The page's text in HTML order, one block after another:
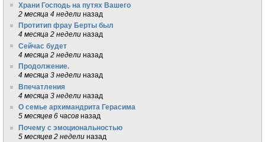
Храни Господь на путях Вашего
2 месяца 4 недели назад
Протитип фрау Берты был
4 месяца 2 недели назад
Сейчас будет
4 месяца 2 недели назад
Продолжение.
4 месяца 3 недели назад
Впечатления
4 месяца 3 недели назад
О семье архимандрита Герасима
5 месяцев 6 часов назад
Почему с эмоциональностью
5 месяцев 2 недели назад